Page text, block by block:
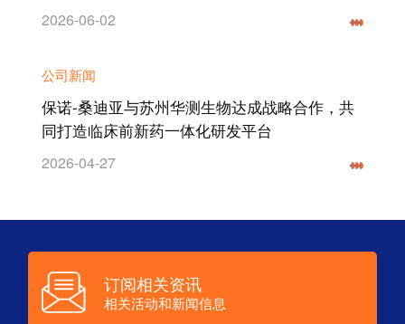
2026-06-02
公司新闻
保诺-桑迪亚与苏州华测生物达成战略合作，共
同打造临床前新药一体化研发平台
2026-04-27
订阅相关资讯
相关活动和新闻信息